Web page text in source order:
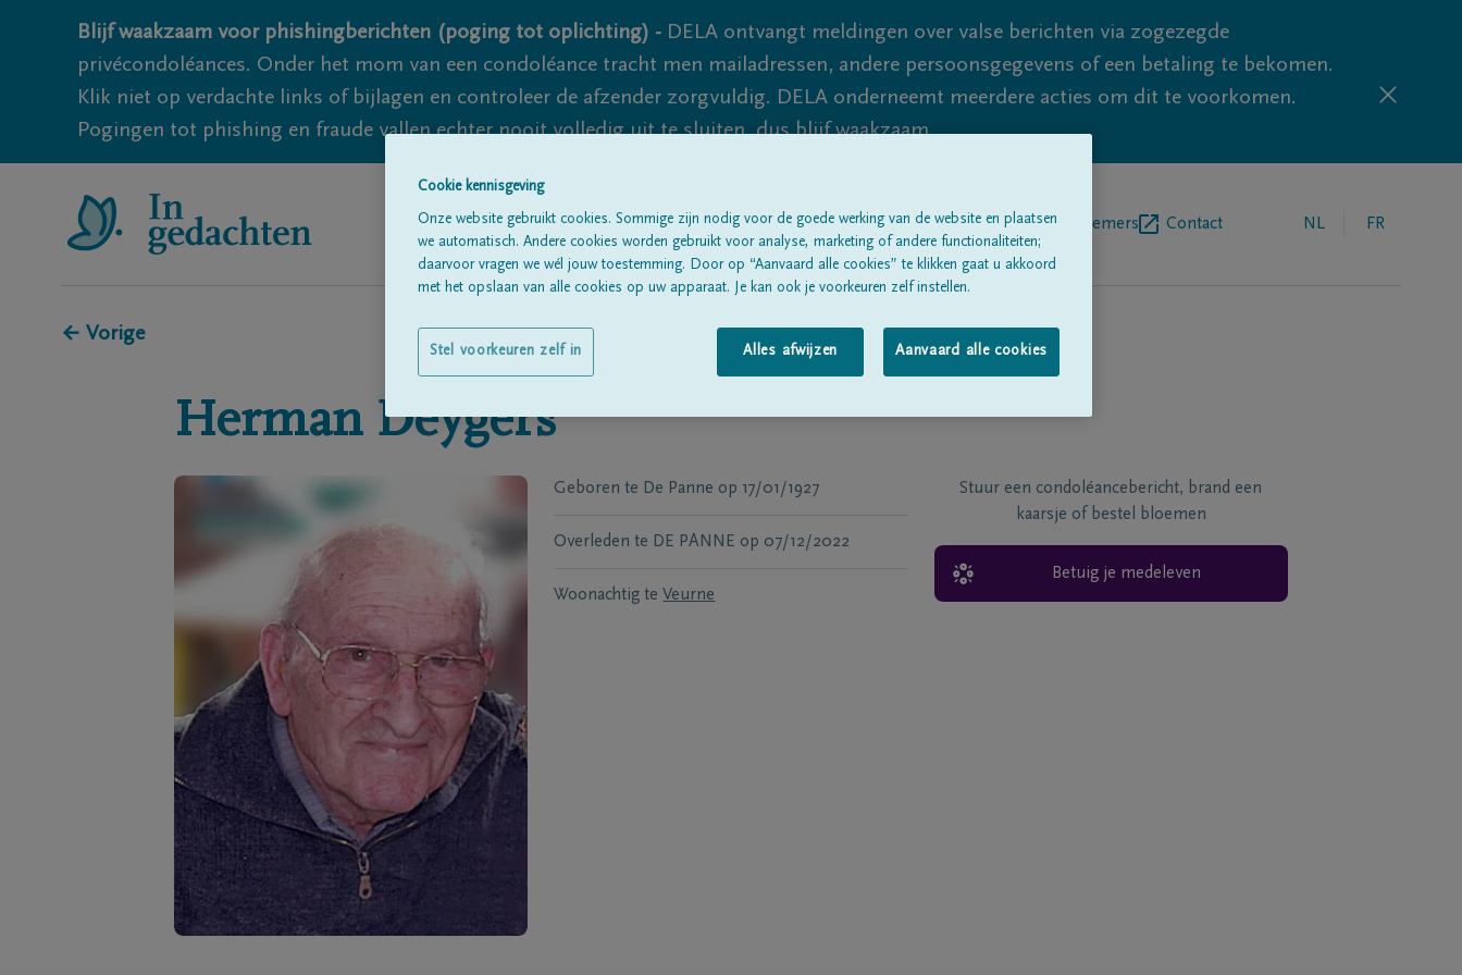
Blijf waakzaam voor phishingberichten (poging tot oplichting) - DELA ontvangt meldingen over valse berichten via zogezegde
privécondoléances. Onder het mom van een condoléance tracht men mailadressen, andere persoonsgegevens of een betaling te bekomen.
Klik niet op verdachte links of bijlagen en controleer de afzender zorgvuldig. DELA onderneemt meerdere acties om dit te voorkomen.
Pogingen tot phishing en fraude vallen echter nooit volledig uit te sluiten, dus blijf waakzaam.
Alle rouwberichtenOver onsBegrafenisondernemers Contact NL FR
← Vorige
Herman Deygers
Geboren te De Panne op 17/01/1927
Overleden te DE PANNE op 07/12/2022
Woonachtig te Veurne
Stuur een condoléancebericht, brand een
kaarsje of bestel bloemen
Betuig je medeleven
Cookie kennisgeving
Onze website gebruikt cookies. Sommige zijn nodig voor de goede werking van de website en plaatsen
we automatisch. Andere cookies worden gebruikt voor analyse, marketing of andere functionaliteiten;
daarvoor vragen we wél jouw toestemming. Door op “Aanvaard alle cookies” te klikken gaat u akkoord
met het opslaan van alle cookies op uw apparaat. Je kan ook je voorkeuren zelf instellen.
Alles afwijzen Aanvaard alle cookies
Stel voorkeuren zelf in